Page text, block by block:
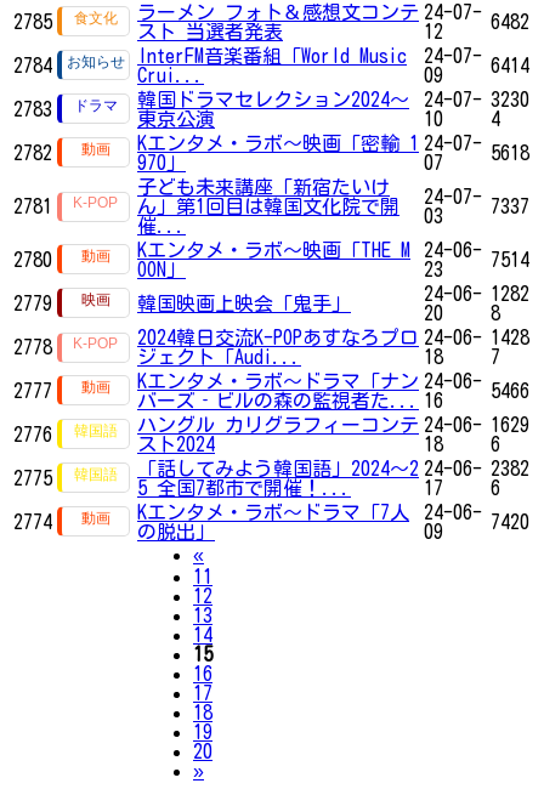
2785
ラーメン フォト＆感想文コンテ
スト 当選者発表
24-07-
12
6482
2784
InterFM音楽番組「World Music
Crui...
24-07-
09
6414
2783
韓国ドラマセレクション2024～
東京公演
24-07-
10
3230
4
2782
Kエンタメ・ラボ～映画「密輸 1
970」
24-07-
07
5618
2781
子ども未来講座「新宿たいけ
ん」第1回目は韓国文化院で開
催...
24-07-
03
7337
2780
Kエンタメ・ラボ～映画「THE M
OON」
24-06-
23
7514
2779 韓国映画上映会「鬼手」
24-06-
20
1282
8
2778
2024韓日交流K-POPあすなろプロ
ジェクト「Audi...
24-06-
18
1428
7
2777
Kエンタメ・ラボ～ドラマ「ナン
バーズ‐ビルの森の監視者た...
24-06-
16
5466
2776
ハングル カリグラフィーコンテ
スト2024
24-06-
18
1629
6
2775
「話してみよう韓国語」2024～2
5 全国7都市で開催！...
24-06-
17
2382
6
2774
Kエンタメ・ラボ～ドラマ「7人
の脱出」
24-06-
09
7420
«Previous
11
12
13
14
15
16
17
18
19
20
»Next